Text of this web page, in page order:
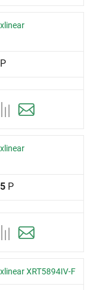
Р
Р
XRT5894IV-F